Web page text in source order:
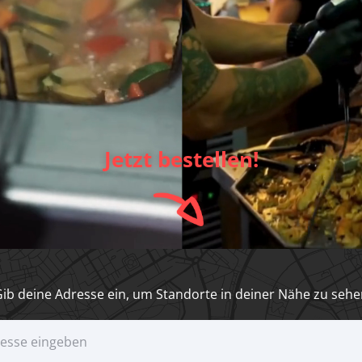
Jetzt bestellen!
deine Adresse ein, um Standorte in deiner Nähe zu